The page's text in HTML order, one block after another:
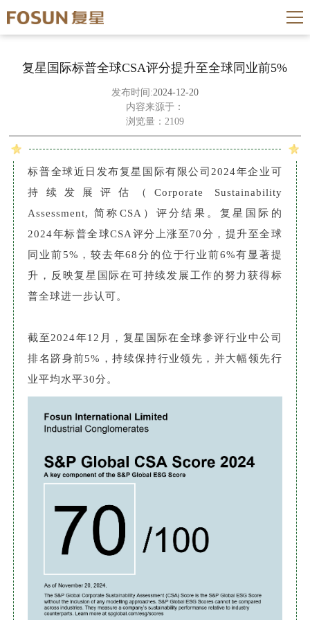
复星国际标普全球CSA评分提升至全球同业前5%
发布时间:2024-12-20
内容来源于：
浏览量：2109
标普全球近日发布复星国际有限公司2024年企业可
持续发展评估（Corporate Sustainability
Assessment, 简称CSA）评分结果。复星国际的
2024年标普全球CSA评分上涨至70分，提升至全球
同业前5%，较去年68分的位于行业前6%有显著提
升，反映复星国际在可持续发展工作的努力获得标
普全球进一步认可。
截至2024年12月，复星国际在全球参评行业中公司
排名跻身前5%，持续保持行业领先，并大幅领先行
业平均水平30分。